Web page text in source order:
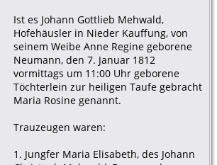
Ist es Johann Gottlieb Mehwald,
Hofehäusler in Nieder Kauffung, von
seinem Weibe Anne Regine geborene
Neumann, den 7. Januar 1812
vormittags um 11:00 Uhr geborene
Töchterlein zur heiligen Taufe gebracht
Maria Rosine genannt.
Trauzeugen waren:
1. Jungfer Maria Elisabeth, des Johann